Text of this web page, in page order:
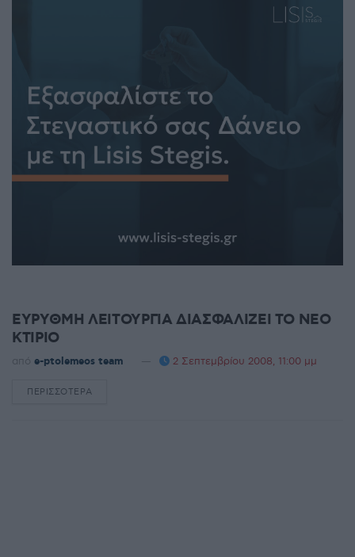
ΕΥΡΥΘΜΗ ΛΕΙΤΟΥΡΓΙΑ ΔΙΑΣΦΑΛΙΖΕΙ ΤΟ ΝΕΟ
ΚΤΙΡΙΟ
από e-ptolemeos team 2 Σεπτεμβρίου 2008, 11:00 μμ
ΠΕΡΙΣΣΌΤΕΡΑ